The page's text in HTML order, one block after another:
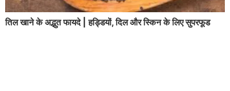
तिल खाने के अद्भुत फायदे | हड्डियों, दिल और स्किन के लिए सुपरफूड